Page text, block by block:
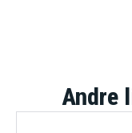
Andre